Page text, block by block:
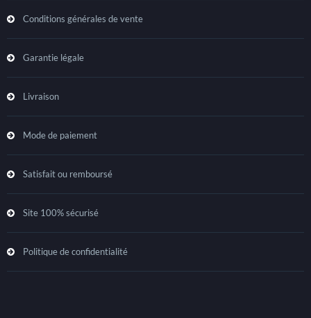
Conditions générales de vente
Garantie légale
Livraison
Mode de paiement
Satisfait ou remboursé
Site 100% sécurisé
Politique de confidentialité